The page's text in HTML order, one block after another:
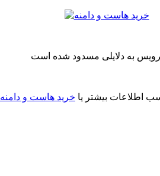
به دلایلی مسدود شده است
اطلاعات بیشتر یا خرید هاست و دامنه